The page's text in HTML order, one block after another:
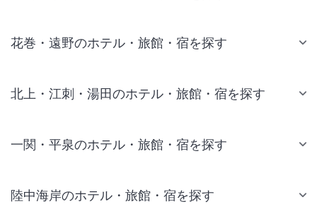
花巻・遠野のホテル・旅館・宿を探す
北上・江刺・湯田のホテル・旅館・宿を探す
一関・平泉のホテル・旅館・宿を探す
陸中海岸のホテル・旅館・宿を探す